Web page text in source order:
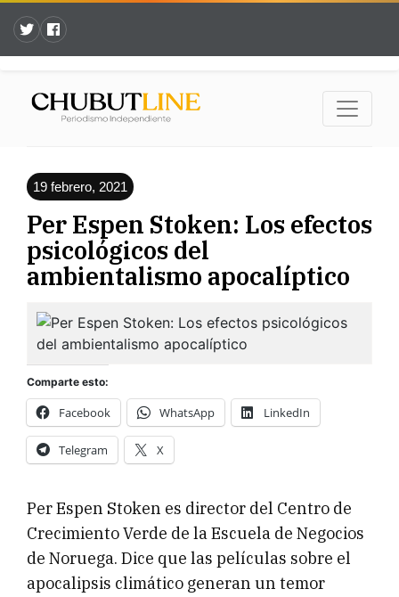
19 febrero, 2021
Per Espen Stoken: Los efectos
psicológicos del
ambientalismo apocalíptico
Comparte esto:
Facebook WhatsApp LinkedIn
Telegram X
Per Espen Stoken es director del Centro de
Crecimiento Verde de la Escuela de Negocios
de Noruega. Dice que las películas sobre el
apocalipsis climático generan un temor